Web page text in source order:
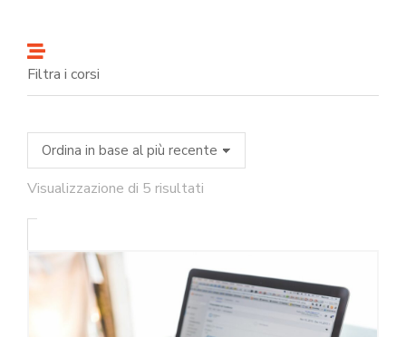
Filtra i corsi
Visualizzazione di 5 risultati